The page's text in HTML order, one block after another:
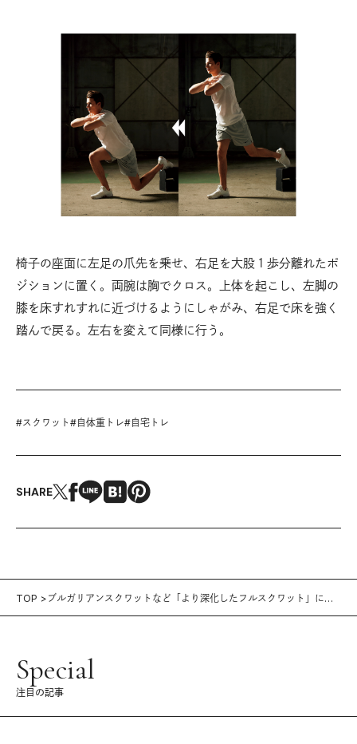
椅子の座面に左足の爪先を乗せ、右足を大股１歩分離れたポ
ジションに置く。両腕は胸でクロス。上体を起こし、左脚の
膝を床すれすれに近づけるようにしゃがみ、右足で床を強く
踏んで戻る。左右を変えて同様に行う。
#スクワット #自体重トレ#自宅トレ
SHARE
TOP
ブルガリアンスクワットなど「より深化したフルスクワット」に挑
Special
注目の記事